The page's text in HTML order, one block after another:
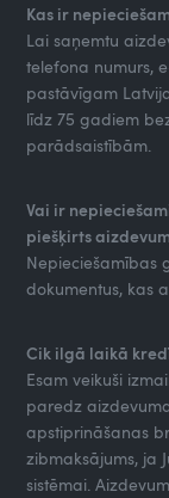
Kas ir
Lai saņemtu
telefona numurs,
pastāvīgam
līdz 75 gadiem
parādsaistībām.
Vai ir
piešķirts
Nepieciešamības
dokumentus, kas
Cik ilgā laikā
Esam veikuši
paredz
apstiprināšanas
zibmaksājums, ja
sistēmai.